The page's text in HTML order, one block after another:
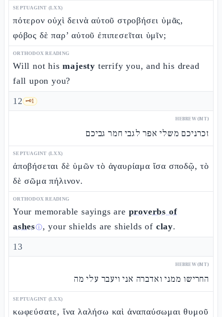
SEPTUAGINT (LXX)
πότερον οὐχὶ δεινὰ αὐτοῦ στροβήσει ὑμᾶς,
φόβος δὲ παρ’ αὐτοῦ ἐπιπεσεῖται ὑμῖν;
ORTHODOX READING
Will not hismajesty terrify you, and his dread
fall upon you?
12 🗝️1
HEBREW (MT)
זכרניכם משלי אפר לגבי חמר גביכם
SEPTUAGINT (LXX)
ἀποβήσεται δὲ ὑμῶν τὸ ἀγαυρίαμα ἴσα σποδῷ, τὸ
δὲ σῶμα πήλινον.
ORTHODOX READING
Your memorable sayings are proverbs of
ashesⓘ, your shields are shields of clay.
13
HEBREW (MT)
החרישו ממני ואדברה אני ויעבר עלי מה
SEPTUAGINT (LXX)
κωφεύσατε, ἵνα λαλήσω καὶ ἀναπαύσωμαι θυμοῦ